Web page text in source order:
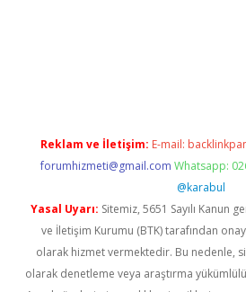
Reklam ve İletişim: E-mail:
forumhizmeti@gmail.com Whatsapp:
@karabul
Yasal Uyarı: Sitemiz, 5651 Sayılı Kanun
ve İletişim Kurumu (BTK) tarafından
olarak hizmet vermektedir. Bu nedenle,
olarak denetleme veya araştırma